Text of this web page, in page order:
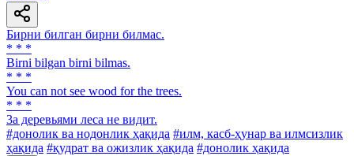
Бирни билган бирни билмас.
* * *
Birni bilgan birni bilmas.
* * *
You can not see wood for the trees.
* * *
3a деревьями леса не видит.
#донолик ва нодонлик ҳақида #илм, касб-ҳунар ва илмсизлик
ҳақида #қудрат ва ожизлик ҳақида #донолик ҳақида